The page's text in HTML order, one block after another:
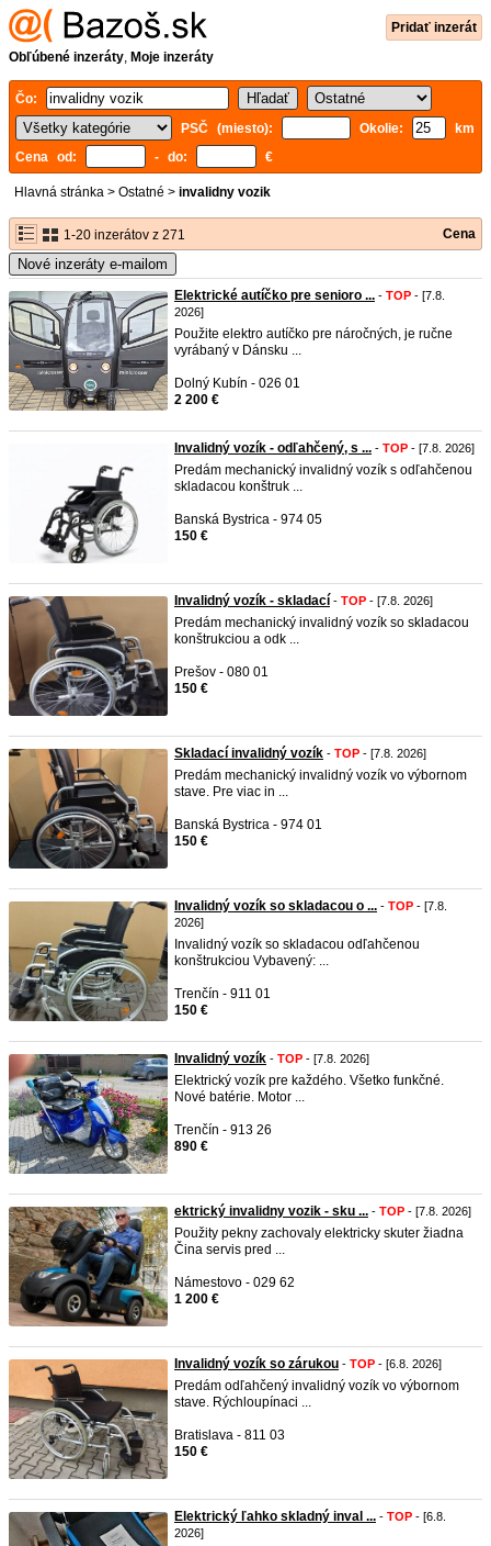
Pridať inzerát
Obľúbené inzeráty, Moje inzeráty
Čo:
PSČ (miesto):
Okolie:
km
Cena od:
- do: €
Hlavná stránka > Ostatné > invalidny vozik
1-20 inzerátov z 271 Cena
Nové inzeráty e-mailom
Elektrické autíčko pre senioro ... - TOP - [7.8.
2026]
Použite elektro autíčko pre náročných, je ručne
vyrábaný v Dánsku ...
Dolný Kubín - 026 01
2 200 €
Invalidný vozík - odľahčený, s ... - TOP - [7.8. 2026]
Predám mechanický invalidný vozík s odľahčenou
skladacou konštruk ...
Banská Bystrica - 974 05
150 €
Invalidný vozík - skladací - TOP - [7.8. 2026]
Predám mechanický invalidný vozík so skladacou
konštrukciou a odk ...
Prešov - 080 01
150 €
Skladací invalidný vozík - TOP - [7.8. 2026]
Predám mechanický invalidný vozík vo výbornom
stave. Pre viac in ...
Banská Bystrica - 974 01
150 €
Invalidný vozík so skladacou o ... - TOP - [7.8.
2026]
Invalidný vozík so skladacou odľahčenou
konštrukciou Vybavený: ...
Trenčín - 911 01
150 €
Invalidný vozík - TOP - [7.8. 2026]
Elektrický vozík pre každého. Všetko funkčné.
Nové batérie. Motor ...
Trenčín - 913 26
890 €
ektrický invalidny vozik - sku ... - TOP - [7.8. 2026]
Použity pekny zachovaly elektricky skuter žiadna
Čina servis pred ...
Námestovo - 029 62
1 200 €
Invalidný vozík so zárukou - TOP - [6.8. 2026]
Predám odľahčený invalidný vozík vo výbornom
stave. Rýchloupínaci ...
Bratislava - 811 03
150 €
Elektrický ľahko skladný inval ... - TOP - [6.8.
2026]